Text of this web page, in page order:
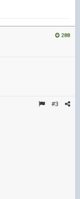
288
#3